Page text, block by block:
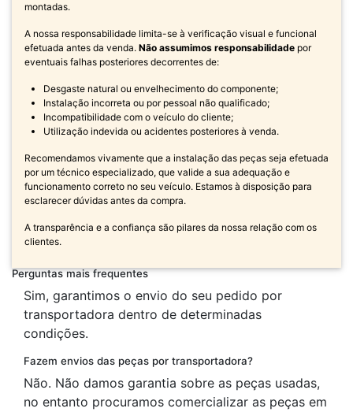
montadas.
A nossa responsabilidade limita-se à verificação visual e funcional
efetuada antes da venda. Não assumimos responsabilidade por
eventuais falhas posteriores decorrentes de:
Desgaste natural ou envelhecimento do componente;
Instalação incorreta ou por pessoal não qualificado;
Incompatibilidade com o veículo do cliente;
Utilização indevida ou acidentes posteriores à venda.
Recomendamos vivamente que a instalação das peças seja efetuada
por um técnico especializado, que valide a sua adequação e
funcionamento correto no seu veículo. Estamos à disposição para
esclarecer dúvidas antes da compra.
A transparência e a confiança são pilares da nossa relação com os
clientes.
Perguntas mais frequentes
Sim, garantimos o envio do seu pedido por
transportadora dentro de determinadas
condições.
Fazem envios das peças por transportadora?
Não. Não damos garantia sobre as peças usadas,
no entanto procuramos comercializar as peças em